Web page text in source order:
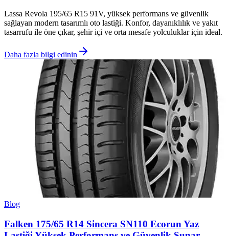
Lassa Revola 195/65 R15 91V, yüksek performans ve güvenlik
sağlayan modern tasarımlı oto lastiği. Konfor, dayanıklılık ve yakıt
tasarrufu ile öne çıkar, şehir içi ve orta mesafe yolculuklar için ideal.
Daha fazla bilgi edinin
Blog
Falken 175/65 R14 Sincera SN110 Ecorun Yaz